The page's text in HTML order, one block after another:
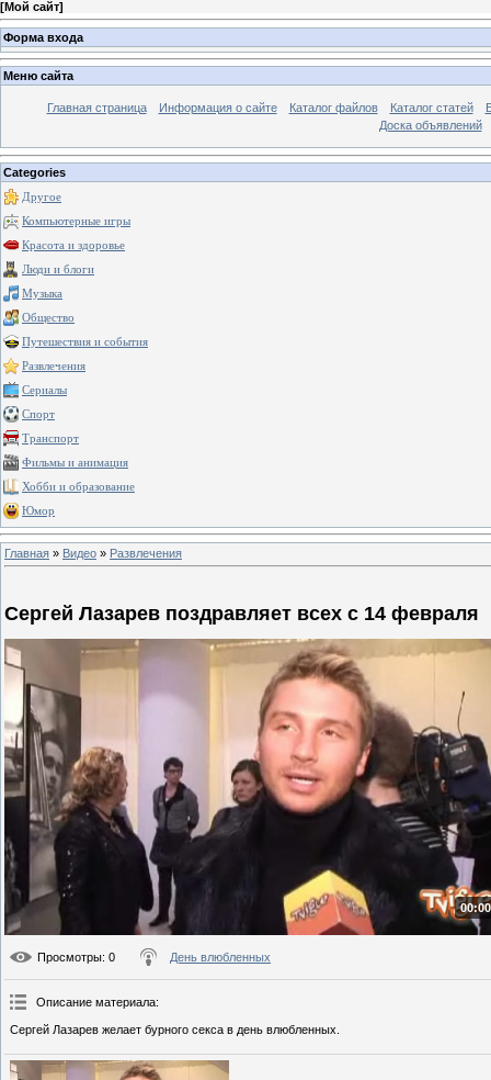
[Мой сайт]
Форма входа
Меню сайта
Главная страница Информация о сайте Каталог файлов Каталог статей
Доска объявлений
Categories
Другое
Компьютерные игры
Красота и здоровье
Люди и блоги
Музыка
Общество
Путешествия и события
Развлечения
Сериалы
Спорт
Транспорт
Фильмы и анимация
Хобби и образование
Юмор
Главная » Видео » Развлечения
Сергей Лазарев поздравляет всех с 14 февраля
Просмотры: 0 День влюбленных
Описание материала:
Сергей Лазарев желает бурного секса в день влюбленных.